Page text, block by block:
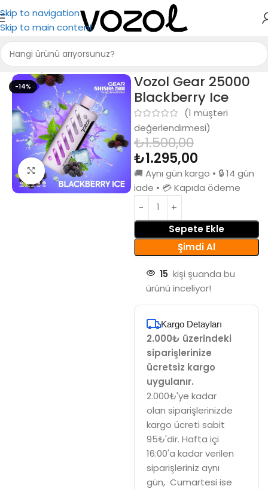
Skip to navigation
Skip to main content
Ana Sayfa Puff Bar
-14%
Büyütmek için tıkla
Vozol Gear 25000
Blackberry Ice
(1 müşteri
değerlendirmesi)
₺1.500,00
₺1.295,00
🚚 Aynı gün kargo • 🔒 14 gün
iade • 💳 Kapıda ödeme
Sepete Ekle
Şimdi Al
15 kişi şuanda bu
ürünü inceliyor!
Kargo Detayları
2.000₺ üzerindeki
siparişlerinize
ücretsiz kargo
uygulanır.
2.000₺'ye kadar
olan siparişlerinizde
kargo ücreti sabit
95₺'dir. Hafta içi
16:00'a kadar verilen
siparişleriniz aynı
gün, Cumartesi ise